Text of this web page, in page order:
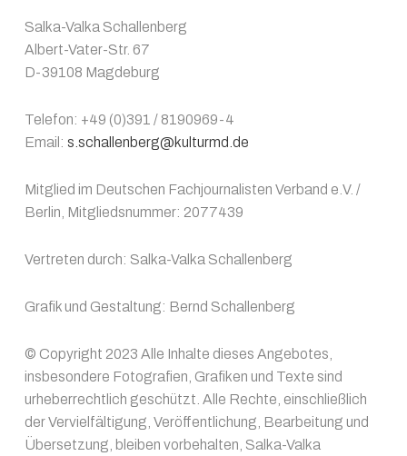
Salka-Valka Schallenberg
Albert-Vater-Str. 67
D-39108 Magdeburg
Telefon: +49 (0)391 / 8190969-4
Email: s.schallenberg@kulturmd.de
Mitglied im Deutschen Fachjournalisten Verband e.V. /
Berlin, Mitgliedsnummer: 2077439
Vertreten durch: Salka-Valka Schallenberg
Grafik und Gestaltung: Bernd Schallenberg
© Copyright 2023 Alle Inhalte dieses Angebotes,
insbesondere Fotografien, Grafiken und Texte sind
urheberrechtlich geschützt. Alle Rechte, einschließlich
der Vervielfältigung, Veröffentlichung, Bearbeitung und
Übersetzung, bleiben vorbehalten, Salka-Valka